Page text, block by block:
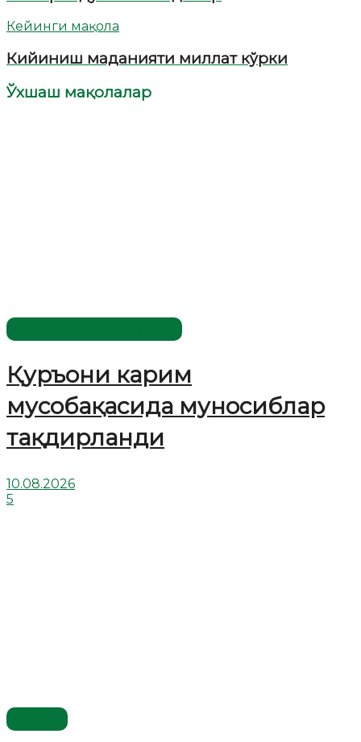
Кейинги мақола
Кийиниш маданияти миллат кўрки
Ўхшаш мақолалар
Қуръони карим
мусобақасида муносиблар
тақдирланди
10.08.2026
5